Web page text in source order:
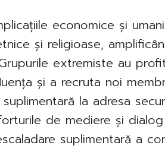
economice și
și religioase,
extremiste au
și a recruta noi
suplimentară la adresa
de mediere și
suplimentară a